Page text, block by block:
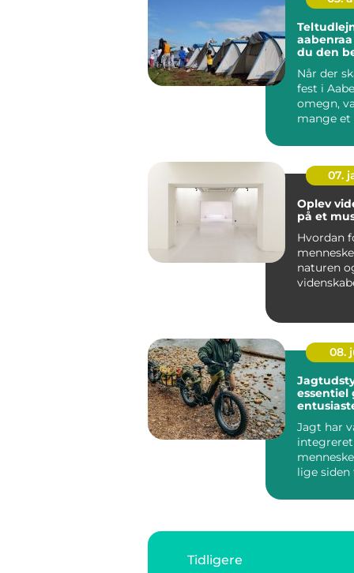
aabenraa sådan får
du den
Når der
fest i
omegn,
mange
mark i st...
07.
Oplev
på et
Hvordan
naturen
08.
essentiel
Jagt har
lige
pra...
Tidligere